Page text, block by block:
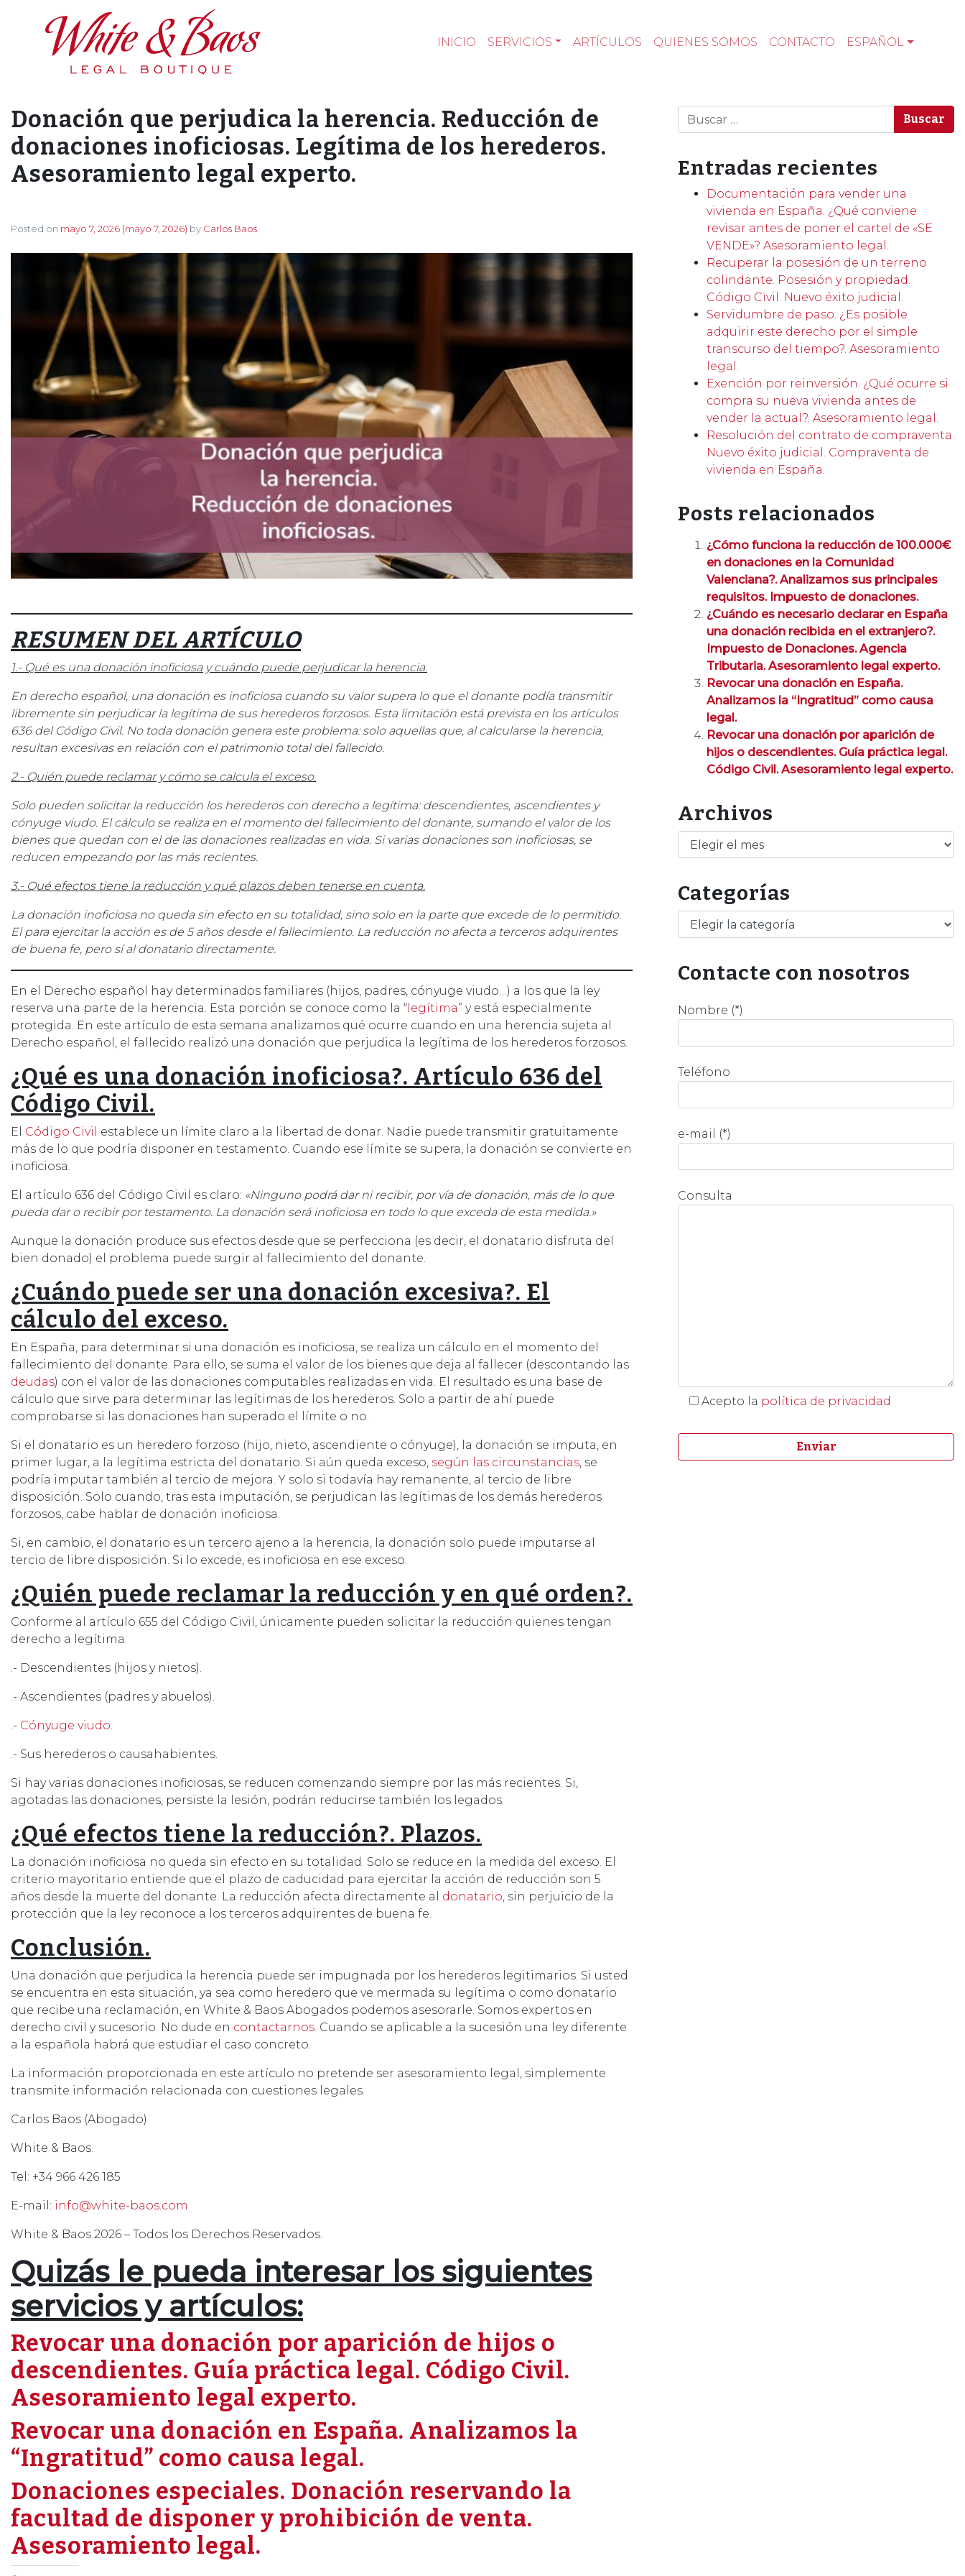
Main Navigation INICIO SERVICIOS ARTÍCULOS QUIENES SOMOS CONTACTO ESPAÑOL
Donación que perjudica la herencia. Reducción de
donaciones inoficiosas. Legítima de los herederos.
Asesoramiento legal experto.
Posted on mayo 7, 2026 (mayo 7, 2026) by Carlos Baos
RESUMEN DEL ARTÍCULO
1.- Qué es una donación inoficiosa y cuándo puede perjudicar la herencia.
En derecho español, una donación es inoficiosa cuando su valor supera lo que el donante podía transmitir
libremente sin perjudicar la legítima de sus herederos forzosos. Esta limitación está prevista en los artículos
636 del Código Civil. No toda donación genera este problema: solo aquellas que, al calcularse la herencia,
resultan excesivas en relación con el patrimonio total del fallecido.
2.- Quién puede reclamar y cómo se calcula el exceso.
Solo pueden solicitar la reducción los herederos con derecho a legítima: descendientes, ascendientes y
cónyuge viudo. El cálculo se realiza en el momento del fallecimiento del donante, sumando el valor de los
bienes que quedan con el de las donaciones realizadas en vida. Si varias donaciones son inoficiosas, se
reducen empezando por las más recientes.
3.- Qué efectos tiene la reducción y qué plazos deben tenerse en cuenta.
La donación inoficiosa no queda sin efecto en su totalidad, sino solo en la parte que excede de lo permitido.
El para ejercitar la acción es de 5 años desde el fallecimiento. La reducción no afecta a terceros adquirentes
de buena fe, pero sí al donatario directamente.
En el Derecho español hay determinados familiares (hijos, padres, cónyuge viudo…) a los que la ley
reserva una parte de la herencia. Esta porción se conoce como la “ legítima” y está especialmente
protegida. En este artículo de esta semana analizamos qué ocurre cuando en una herencia sujeta al
Derecho español, el fallecido realizó una donación que perjudica la legítima de los herederos forzosos.
¿Qué es una donación inoficiosa?. Artículo 636 del
Código Civil.
El Código Civil
establece un límite claro a la libertad de donar. Nadie puede transmitir gratuitamente
más de lo que podría disponer en testamento. Cuando ese límite se supera, la donación se convierte en
inoficiosa.
El artículo 636 del Código Civil es claro: «Ninguno podrá dar ni recibir, por vía de donación, más de lo que
pueda dar o recibir por testamento. La donación será inoficiosa en todo lo que exceda de esta medida.»
Aunque la donación produce sus efectos desde que se perfecciona (es decir, el donatario disfruta del
bien donado) el problema puede surgir al fallecimiento del donante.
¿Cuándo puede ser una donación excesiva?. El
cálculo del exceso.
En España, para determinar si una donación es inoficiosa, se realiza un cálculo en el momento del
fallecimiento del donante. Para ello, se suma el valor de los bienes que deja al fallecer (descontando las
deudas) con el valor de las donaciones computables realizadas en vida. El resultado es una base de
cálculo que sirve para determinar las legítimas de los herederos. Solo a partir de ahí puede
comprobarse si las donaciones han superado el límite o no.
Si el donatario es un heredero forzoso (hijo, nieto, ascendiente o cónyuge), la donación se imputa, en
primer lugar, a la legítima estricta del donatario. Si aún queda exceso, según las circunstancias, se
podría imputar también al tercio de mejora. Y solo si todavía hay remanente, al tercio de libre
disposición. Solo cuando, tras esta imputación, se perjudican las legítimas de los demás herederos
forzosos, cabe hablar de donación inoficiosa.
Si, en cambio, el donatario es un tercero ajeno a la herencia, la donación solo puede imputarse al
tercio de libre disposición. Si lo excede, es inoficiosa en ese exceso.
¿Quién puede reclamar la reducción y en qué orden?.
Conforme al artículo 655 del Código Civil, únicamente pueden solicitar la reducción quienes tengan
derecho a legítima:
.- Descendientes (hijos y nietos).
.- Ascendientes (padres y abuelos).
.- Cónyuge viudo.
.- Sus herederos o causahabientes.
Si hay varias donaciones inoficiosas, se reducen comenzando siempre por las más recientes. Si,
agotadas las donaciones, persiste la lesión, podrán reducirse también los legados.
¿Qué efectos tiene la reducción?. Plazos.
La donación inoficiosa no queda sin efecto en su totalidad. Solo se reduce en la medida del exceso. El
criterio mayoritario entiende que el plazo de caducidad para ejercitar la acción de reducción son 5
años desde la muerte del donante. La reducción afecta directamente al donatario, sin perjuicio de la
protección que la ley reconoce a los terceros adquirentes de buena fe.
Conclusión.
Una donación que perjudica la herencia puede ser impugnada por los herederos legitimarios. Si usted
se encuentra en esta situación, ya sea como heredero que ve mermada su legítima o como donatario
que recibe una reclamación, en White & Baos Abogados podemos asesorarle. Somos expertos en
derecho civil y sucesorio. No dude en contactarnos. Cuando se aplicable a la sucesión una ley diferente
a la española habrá que estudiar el caso concreto.
La información proporcionada en este artículo no pretende ser asesoramiento legal, simplemente
transmite información relacionada con cuestiones legales.
Carlos Baos (Abogado)
White & Baos.
Tel: +34 966 426 185
E-mail: info@white-baos.com
White & Baos 2026 – Todos los Derechos Reservados.
Quizás le pueda interesar los siguientes
servicios y artículos:
Revocar una donación por aparición de hijos o
descendientes. Guía práctica legal. Código Civil.
Asesoramiento legal experto.
Revocar una donación en España. Analizamos la
“Ingratitud” como causa legal.
Donaciones especiales. Donación reservando la
facultad de disponer y prohibición de venta.
Asesoramiento legal.
Buscar
Entradas recientes
Documentación para vender una
vivienda en España. ¿Qué conviene
revisar antes de poner el cartel de «SE
VENDE»? Asesoramiento legal.
Recuperar la posesión de un terreno
colindante. Posesión y propiedad.
Código Civil. Nuevo éxito judicial.
Servidumbre de paso. ¿Es posible
adquirir este derecho por el simple
transcurso del tiempo?. Asesoramiento
legal.
Exención por reinversión. ¿Qué ocurre si
compra su nueva vivienda antes de
vender la actual?. Asesoramiento legal.
Resolución del contrato de compraventa.
Nuevo éxito judicial. Compraventa de
vivienda en España.
Posts relacionados
¿Cómo funciona la reducción de 100.000€
en donaciones en la Comunidad
Valenciana?. Analizamos sus principales
requisitos. Impuesto de donaciones.
¿Cuándo es necesario declarar en España
una donación recibida en el extranjero?.
Impuesto de Donaciones. Agencia
Tributaria. Asesoramiento legal experto.
Revocar una donación en España.
Analizamos la “Ingratitud” como causa
legal.
Revocar una donación por aparición de
hijos o descendientes. Guía práctica legal.
Código Civil. Asesoramiento legal experto.
Archivos
Archivos
Categorías
Categorías
Contacte con nosotros
Nombre (*)
Teléfono
e-mail (*)
Consulta
Acepto la política de privacidad